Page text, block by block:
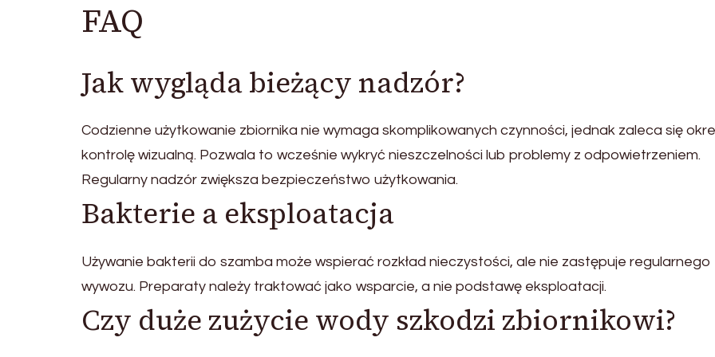
FAQ
Jak wygląda bieżący nadzór?
Codzienne użytkowanie zbiornika nie wymaga skomplikowanych czynności, jednak zaleca się
kontrolę wizualną. Pozwala to wcześnie wykryć nieszczelności lub problemy z odpowietrzeniem.
Regularny nadzór zwiększa bezpieczeństwo użytkowania.
Bakterie a eksploatacja
Używanie bakterii do szamba może wspierać rozkład nieczystości, ale nie zastępuje regularnego
wywozu. Preparaty należy traktować jako wsparcie, a nie podstawę eksploatacji.
Czy duże zużycie wody szkodzi zbiornikowi?